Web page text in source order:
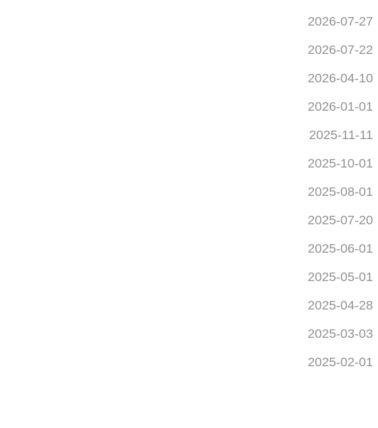
2026-07-27
2026-07-22
2026-04-10
2026-01-01
2025-11-11
2025-10-01
2025-08-01
2025-07-20
2025-06-01
2025-05-01
2025-04-28
2025-03-03
2025-02-01